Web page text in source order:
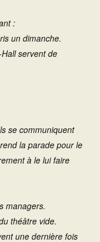
:
un dimanche.
servent de
se communiquent
la parade pour le
à le lui faire
managers.
théâtre vide.
une dernière fois